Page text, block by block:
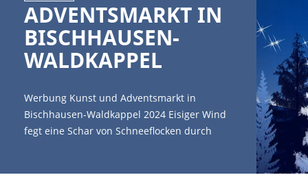
ADVENTSMARKT IN
BISCHHAUSEN-
WALDKAPPEL
Werbung Kunst und Adventsmarkt in
Bischhausen-Waldkappel 2024 Eisiger Wind
fegt eine Schar von Schneeflocken durch